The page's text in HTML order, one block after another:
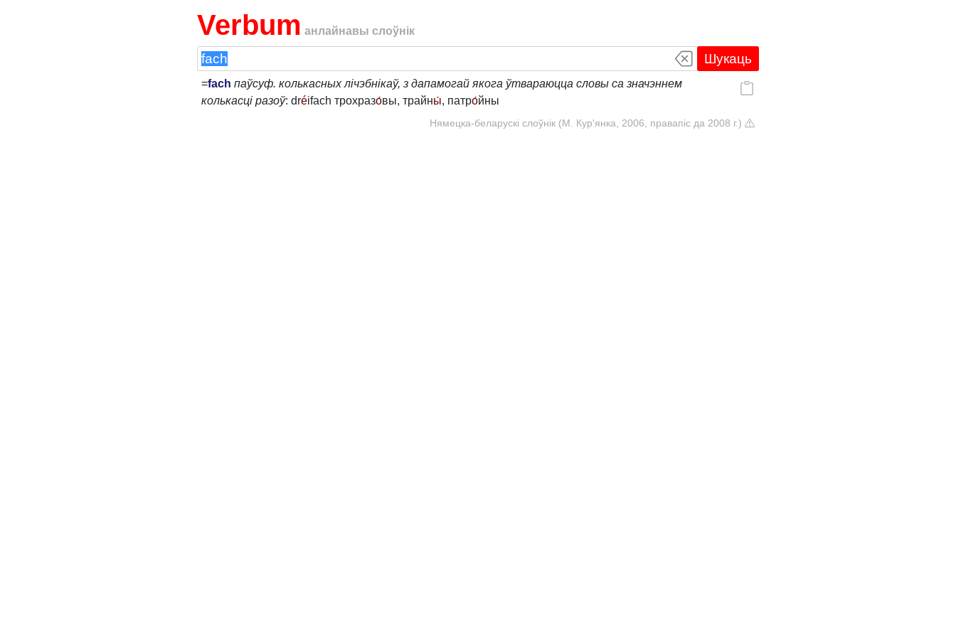
Verbum анлайнавы слоўнік
Шукаць
=fach паўсуф. колькасных лічэбнікаў, з дапамогай якога ўтвараюцца словы са значэннем
колькасці разоў: dréifach трохразо́вы, трайны́, патро́йны
Нямецка-беларускі слоўнік (М. Кур'янка, 2006, правапіс да 2008 г.)